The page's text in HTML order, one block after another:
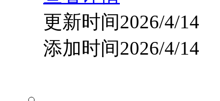
更新时间2026/4/14
添加时间2026/4/14